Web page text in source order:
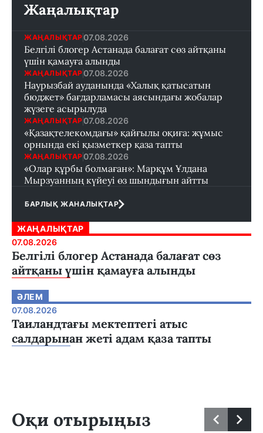
Жаңалықтар
ЖАҢАЛЫҚТАР 07.08.2026
Белгілі блогер Астанада балағат сөз айтқаны
үшін қамауға алынды
ЖАҢАЛЫҚТАР 07.08.2026
Наурызбай ауданында «Халық қатысатын
бюджет» бағдарламасы аясындағы жобалар
жүзеге асырылуда
ЖАҢАЛЫҚТАР 07.08.2026
«Қазақтелекомдағы» қайғылы оқиға: жұмыс
орнында екі қызметкер қаза тапты
ЖАҢАЛЫҚТАР 07.08.2026
«Олар құрбы болмаған»: Марқұм Ұлдана
Мырзуанның күйеуі өз шындығын айтты
БАРЛЫҚ ЖАНАЛЫҚТАР
ЖАҢАЛЫҚТАР
07.08.2026
Белгілі блогер Астанада балағат сөз
айтқаны үшін қамауға алынды
ӘЛЕМ
07.08.2026
Таиландтағы мектептегі атыс
салдарынан жеті адам қаза тапты
Оқи отырыңыз